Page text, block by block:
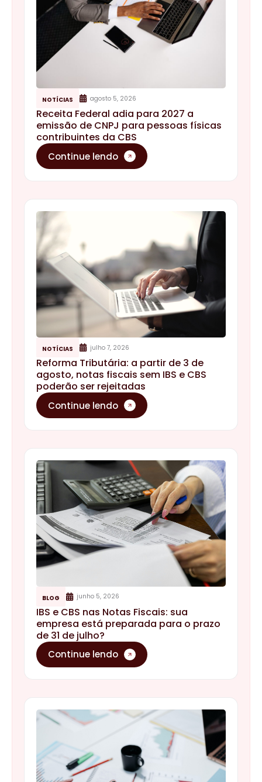
NOTÍCIAS agosto 5, 2026
Receita Federal adia para 2027 a
emissão de CNPJ para pessoas físicas
contribuintes da CBS
Continue lendo
NOTÍCIAS julho 7, 2026
Reforma Tributária: a partir de 3 de
agosto, notas fiscais sem IBS e CBS
poderão ser rejeitadas
Continue lendo
BLOG junho 5, 2026
IBS e CBS nas Notas Fiscais: sua
empresa está preparada para o prazo
de 31 de julho?
Continue lendo